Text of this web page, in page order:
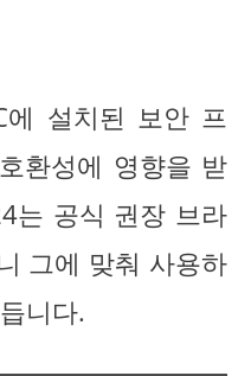
에 설치된 보안 프
환성에 영향을 받
는 공식 권장 브라
그에 맞춰 사용하
니다.